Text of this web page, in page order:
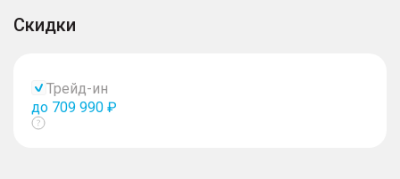
Скидки
Трейд-ин
до 709 990 ₽
Показать